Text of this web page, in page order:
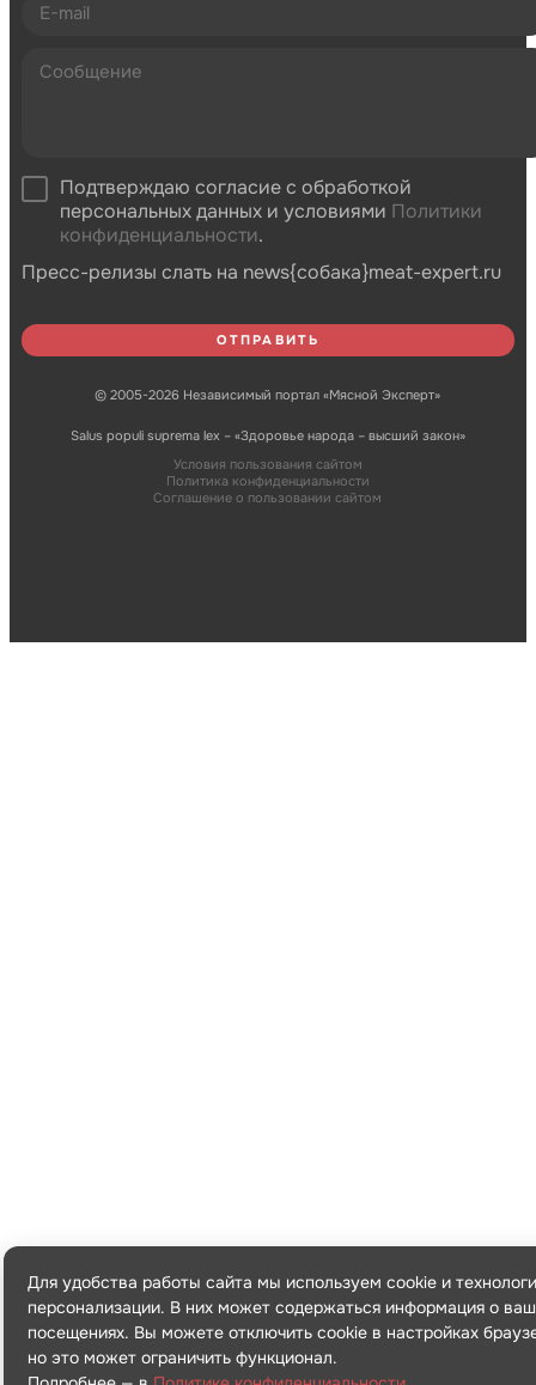
Подтверждаю согласие с обработкой
персональных данных и условиями Политики
конфиденциальности.
Пресс-релизы слать на news{собака}meat-expert.ru
© 2005-2026 Независимый портал «Мясной Эксперт»
Salus populi suprema lex – «Здоровье народа – высший закон»
Условия пользования сайтом
Политика конфиденциальности
Соглашение о пользовании сайтом
Для удобства работы сайта мы используем cookie и
персонализации. В них может содержаться информация о
посещениях. Вы можете отключить cookie в настройках
но это может ограничить функционал.